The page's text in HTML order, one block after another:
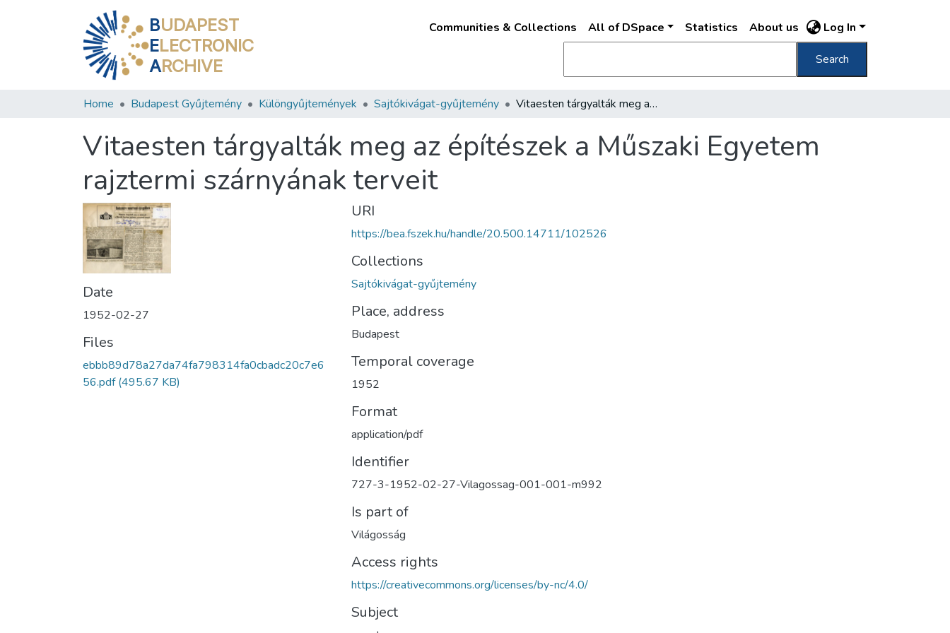
BUDAPEST
ELECTRONIC
ARCHIVE
Communities & Collections All of DSpace Statistics About us Log In
Search
Home Budapest Gyűjtemény Különgyűjtemények Sajtókivágat-gyűjtemény Vitaesten tárgyalták meg az építészek a Műszaki Egyetem rajztermi szárnyának terveit
Vitaesten tárgyalták meg az építészek a Műszaki Egyetem
rajztermi szárnyának terveit
Date
1952-02-27
Files
ebbb89d78a27da74fa798314fa0cbadc20c7e6
56.pdf(495.67 KB)
URI
https://bea.fszek.hu/handle/20.500.14711/102526
Collections
Sajtókivágat-gyűjtemény
Place, address
Budapest
Temporal coverage
1952
Format
application/pdf
Identifier
727-3-1952-02-27-Vilagossag-001-001-m992
Is part of
Világosság
Access rights
https://creativecommons.org/licenses/by-nc/4.0/
Subject